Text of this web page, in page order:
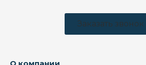
Заказать звонок